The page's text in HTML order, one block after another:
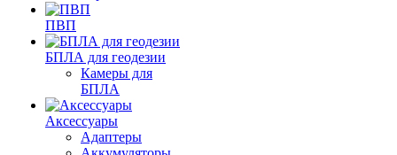
ПВП
БПЛА для геодезии
Камеры для
БПЛА
Аксессуары
Адаптеры